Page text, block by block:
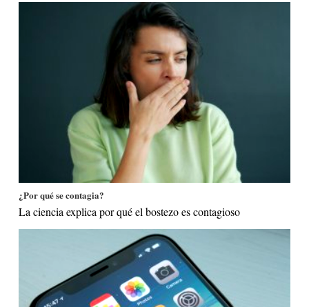
¿Por qué se contagia?
La ciencia explica por qué el bostezo es contagioso